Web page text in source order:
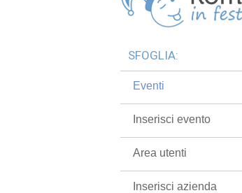
SFOGLIA:
Eventi
Inserisci evento
Area utenti
Inserisci azienda